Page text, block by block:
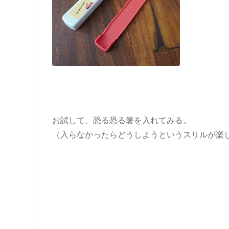
お試して、恐る恐る箸を入れてみる。
（入らなかったらどうしようというスリルが楽